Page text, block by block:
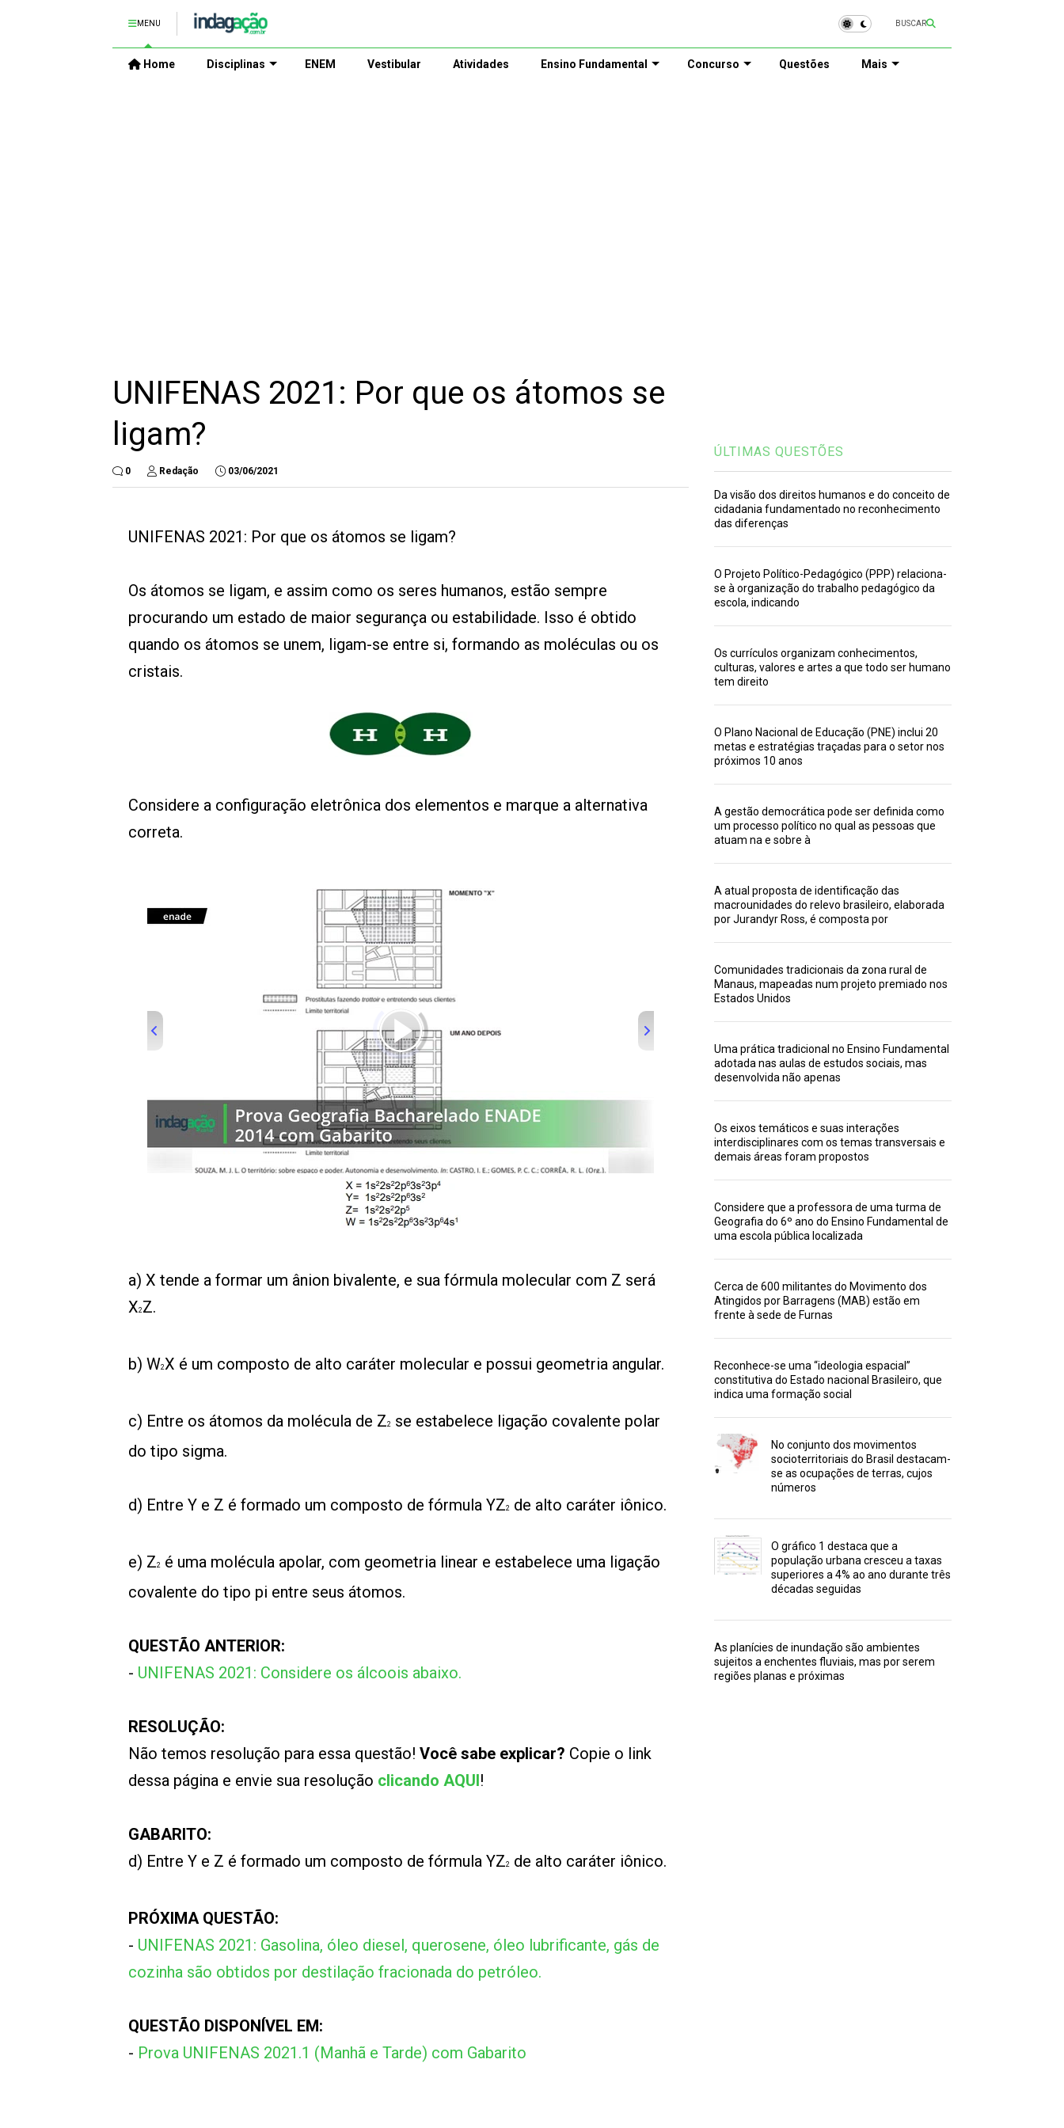
MENU BUSCAR
Home Disciplinas ENEM Vestibular Atividades Ensino Fundamental Concurso Questões Mais
UNIFENAS 2021: Por que os átomos se
ligam?
0 Redação 03/06/2021
UNIFENAS 2021: Por que os átomos se ligam?
Os átomos se ligam, e assim como os seres humanos, estão sempre
procurando um estado de maior segurança ou estabilidade. Isso é obtido
quando os átomos se unem, ligam-se entre si, formando as moléculas ou os
cristais.
Considere a configuração eletrônica dos elementos e marque a alternativa
correta.
a) X tende a formar um ânion bivalente, e sua fórmula molecular com Z será
X2Z.
b) W2X é um composto de alto caráter molecular e possui geometria angular.
c) Entre os átomos da molécula de Z2 se estabelece ligação covalente polar
do tipo sigma.
d) Entre Y e Z é formado um composto de fórmula YZ2 de alto caráter iônico.
e) Z2 é uma molécula apolar, com geometria linear e estabelece uma ligação
covalente do tipo pi entre seus átomos.
QUESTÃO ANTERIOR:
- UNIFENAS 2021: Considere os álcoois abaixo.
RESOLUÇÃO:
Não temos resolução para essa questão! Você sabe explicar? Copie o link
dessa página e envie sua resolução clicando AQUI!
GABARITO:
d) Entre Y e Z é formado um composto de fórmula YZ2 de alto caráter iônico.
PRÓXIMA QUESTÃO:
- UNIFENAS 2021: Gasolina, óleo diesel, querosene, óleo lubrificante, gás de
cozinha são obtidos por destilação fracionada do petróleo.
QUESTÃO DISPONÍVEL EM:
- Prova UNIFENAS 2021.1 (Manhã e Tarde) com Gabarito
ÚLTIMAS QUESTÕES
Da visão dos direitos humanos e do conceito de
cidadania fundamentado no reconhecimento
das diferenças
O Projeto Político-Pedagógico (PPP) relaciona-
se à organização do trabalho pedagógico da
escola, indicando
Os currículos organizam conhecimentos,
culturas, valores e artes a que todo ser humano
tem direito
O Plano Nacional de Educação (PNE) inclui 20
metas e estratégias traçadas para o setor nos
próximos 10 anos
A gestão democrática pode ser definida como
um processo político no qual as pessoas que
atuam na e sobre à
A atual proposta de identificação das
macrounidades do relevo brasileiro, elaborada
por Jurandyr Ross, é composta por
Comunidades tradicionais da zona rural de
Manaus, mapeadas num projeto premiado nos
Estados Unidos
Uma prática tradicional no Ensino Fundamental
adotada nas aulas de estudos sociais, mas
desenvolvida não apenas
Os eixos temáticos e suas interações
interdisciplinares com os temas transversais e
demais áreas foram propostos
Considere que a professora de uma turma de
Geografia do 6º ano do Ensino Fundamental de
uma escola pública localizada
Cerca de 600 militantes do Movimento dos
Atingidos por Barragens (MAB) estão em
frente à sede de Furnas
Reconhece-se uma “ideologia espacial”
constitutiva do Estado nacional Brasileiro, que
indica uma formação social
No conjunto dos movimentos
socioterritoriais do Brasil destacam-
se as ocupações de terras, cujos
números
O gráfico 1 destaca que a
população urbana cresceu a taxas
superiores a 4% ao ano durante três
décadas seguidas
As planícies de inundação são ambientes
sujeitos a enchentes fluviais, mas por serem
regiões planas e próximas